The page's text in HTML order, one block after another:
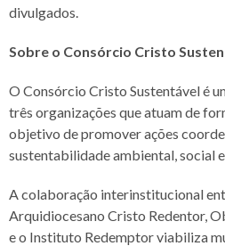
divulgados.
Sobre o Consórcio Cristo
O Consórcio Cristo Sustentável é
três organizações que atuam de
objetivo de promover ações
sustentabilidade ambiental, social
A colaboração interinstitucional
Arquidiocesano Cristo Redentor,
e o Instituto Redemptor viabiliza